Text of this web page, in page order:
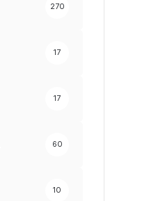
270
17
17
60
10